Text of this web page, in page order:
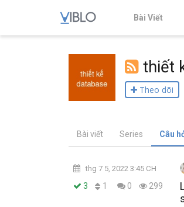
Bài Viết
thiết
Theo dõi
Bài viết Series Câu
thg 7 5, 2022 3:45 CH
3 1 0 299